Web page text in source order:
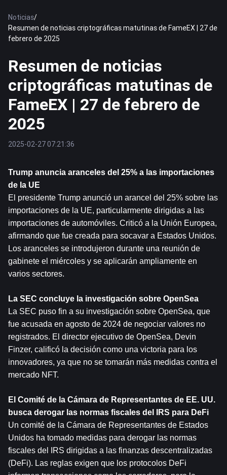
Noticias/
Resumen de noticias criptográficas matutinas de FameEX | 27 de
febrero de 2025
Resumen de noticias
criptográficas matutinas de
FameEX | 27 de febrero de
2025
2025-02-27 07:21:36
Trump anuncia aranceles del 25% a las importaciones
de la UE
El presidente Trump anunció un arancel del 25% sobre las
importaciones de la UE, particularmente dirigidas a las
importaciones de automóviles. Criticó a la Unión Europea,
afirmando que fue creada para socavar a Estados Unidos.
Los aranceles se introdujeron durante una reunión de
gabinete el miércoles y se aplicarán ampliamente en
varios sectores.
La SEC concluye la investigación sobre OpenSea
La SEC puso fin a su investigación sobre OpenSea, que
fue acusada en agosto de 2024 de negociar valores no
registrados. El director ejecutivo de OpenSea, Devin
Finzer, calificó la decisión como una victoria para los
innovadores, ya que no se tomarán más medidas contra el
mercado NFT.
El Comité de la Cámara de Representantes de EE. UU.
busca derogar las normas fiscales del IRS para DeFi
Un comité de la Cámara de Representantes de Estados
Unidos ha tomado medidas para derogar las normas
fiscales del IRS dirigidas a las finanzas descentralizadas
(DeFi). Las reglas exigen que los protocolos DeFi